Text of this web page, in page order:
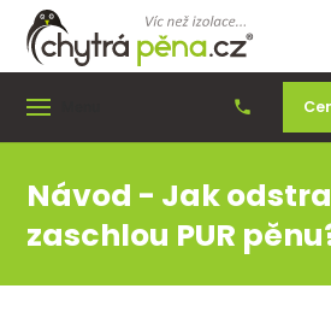
Návod - Jak
zaschlou PUR